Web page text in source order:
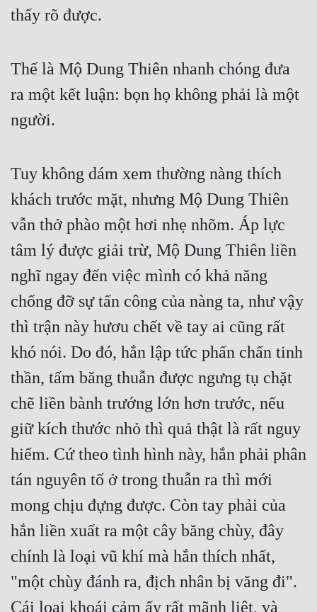
thấy rõ được.
Thế là Mộ Dung Thiên nhanh chóng đưa
ra một kết luận: bọn họ không phải là một
người.
Tuy không dám xem thường nàng thích
khách trước mặt, nhưng Mộ Dung Thiên
vẫn thở phào một hơi nhẹ nhõm. Áp lực
tâm lý được giải trừ, Mộ Dung Thiên liền
nghĩ ngay đến việc mình có khả năng
chống đỡ sự tấn công của nàng ta, như vậy
thì trận này hươu chết về tay ai cũng rất
khó nói. Do đó, hắn lập tức phấn chấn tinh
thần, tấm băng thuẫn được ngưng tụ chặt
chẽ liền bành trướng lớn hơn trước, nếu
giữ kích thước nhỏ thì quả thật là rất nguy
hiểm. Cứ theo tình hình này, hắn phải phân
tán nguyên tố ở trong thuẫn ra thì mới
mong chịu đựng được. Còn tay phải của
hắn liền xuất ra một cây băng chùy, đây
chính là loại vũ khí mà hắn thích nhất,
"một chùy đánh ra, địch nhân bị văng đi".
Cái loại khoái cảm ấy rất mãnh liệt, và